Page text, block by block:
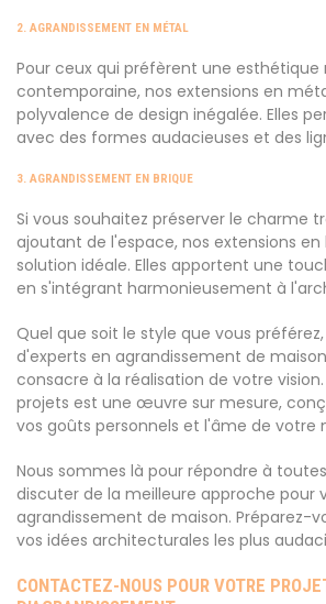
2. AGRANDISSEMENT EN MÉTAL
Pour ceux qui préfèrent une
contemporaine, nos extensions en
polyvalence de design inégalée. Elles
avec des formes audacieuses et des
3. AGRANDISSEMENT EN BRIQUE
Si vous souhaitez préserver le charme
ajoutant de l'espace, nos extensions en
solution idéale. Elles apportent une
en s'intégrant harmonieusement à
Quel que soit le style que vous
d'experts en agrandissement de
consacre à la réalisation de votre
projets est une œuvre sur mesure,
vos goûts personnels et l'âme de votre
Nous sommes là pour répondre à
discuter de la meilleure approche pour
agrandissement de maison. Préparez-
vos idées architecturales les plus
CONTACTEZ-NOUS POUR VOTRE